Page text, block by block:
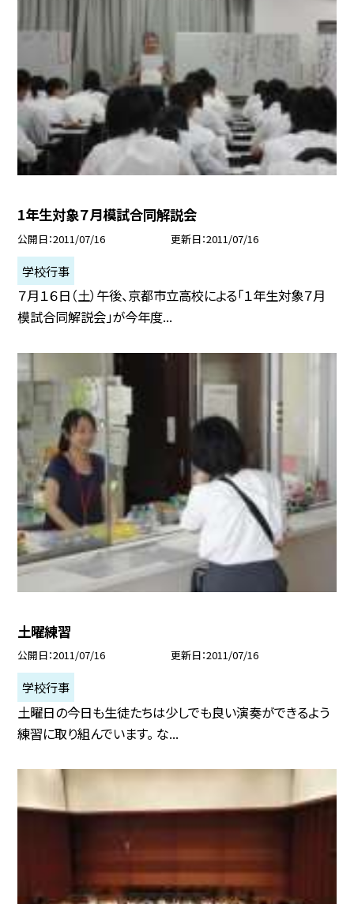
1年生対象７月模試合同解説会
公開日 2011/07/16 更新日 2011/07/16
学校行事
７月１６日（土）午後、京都市立高校による「１年生対象７月
模試合同解説会」が今年度...
土曜練習
公開日 2011/07/16 更新日 2011/07/16
学校行事
土曜日の今日も生徒たちは少しでも良い演奏ができるよう
練習に取り組んでいます。 な...